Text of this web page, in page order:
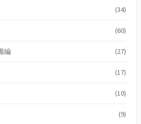
(34)
(60)
編 (27)
(17)
(10)
(9)